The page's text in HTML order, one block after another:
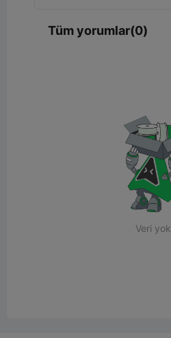
Tüm yorumlar(0)
Veri yok